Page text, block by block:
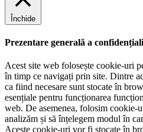
Închide
Prezentare generală a
Acest site web folosește cookie-uri
în timp ce navigați prin site. Dintre
ca fiind necesare sunt stocate în
esențiale pentru funcționarea
web. De asemenea, folosim cookie-
analizăm și să înțelegem modul în
Aceste cookie-uri vor fi stocate în